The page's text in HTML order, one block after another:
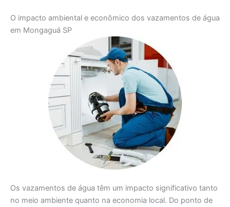
O impacto ambiental e econômico dos vazamentos de água
em Mongaguá SP
Os vazamentos de água têm um impacto significativo tanto
no meio ambiente quanto na economia local. Do ponto de